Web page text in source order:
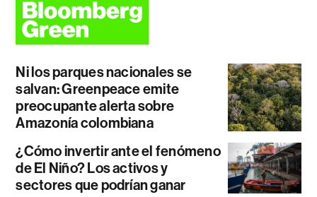
Ni los parques nacionales se
salvan: Greenpeace emite
preocupante alerta sobre
Amazonía colombiana
¿Cómo invertir ante el fenómeno
de El Niño? Los activos y
sectores que podrían ganar